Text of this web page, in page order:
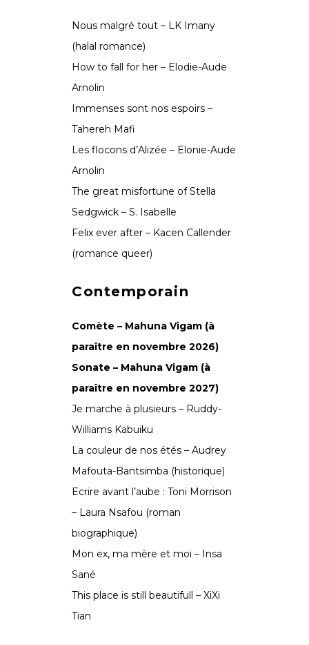
Nous malgré tout – LK Imany
(halal romance)
How to fall for her – Elodie-Aude
Arnolin
Immenses sont nos espoirs –
Tahereh Mafi
Les flocons d’Alizée – Elonie-Aude
Arnolin
The great misfortune of Stella
Sedgwick – S. Isabelle
Felix ever after – Kacen Callender
(romance queer)
Contemporain
Comète – Mahuna Vigam (à
paraître en novembre 2026)
Sonate – Mahuna Vigam (à
paraître en novembre 2027)
Je marche à plusieurs – Ruddy-
Williams Kabuiku
La couleur de nos étés – Audrey
Mafouta-Bantsimba (historique)
Ecrire avant l’aube : Toni Morrison
– Laura Nsafou (roman
biographique)
Mon ex, ma mère et moi – Insa
Sané
This place is still beautifull – XiXi
Tian